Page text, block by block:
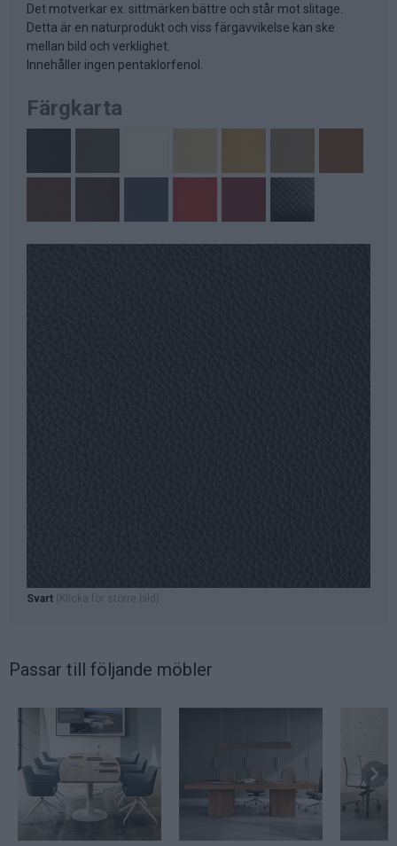
Det motverkar ex. sittmärken bättre och står mot slitage.
Detta är en naturprodukt och viss färgavvikelse kan ske
mellan bild och verklighet.
Innehåller ingen pentaklorfenol.
Färgkarta
Svart (Klicka för större bild)
Passar till följande möbler